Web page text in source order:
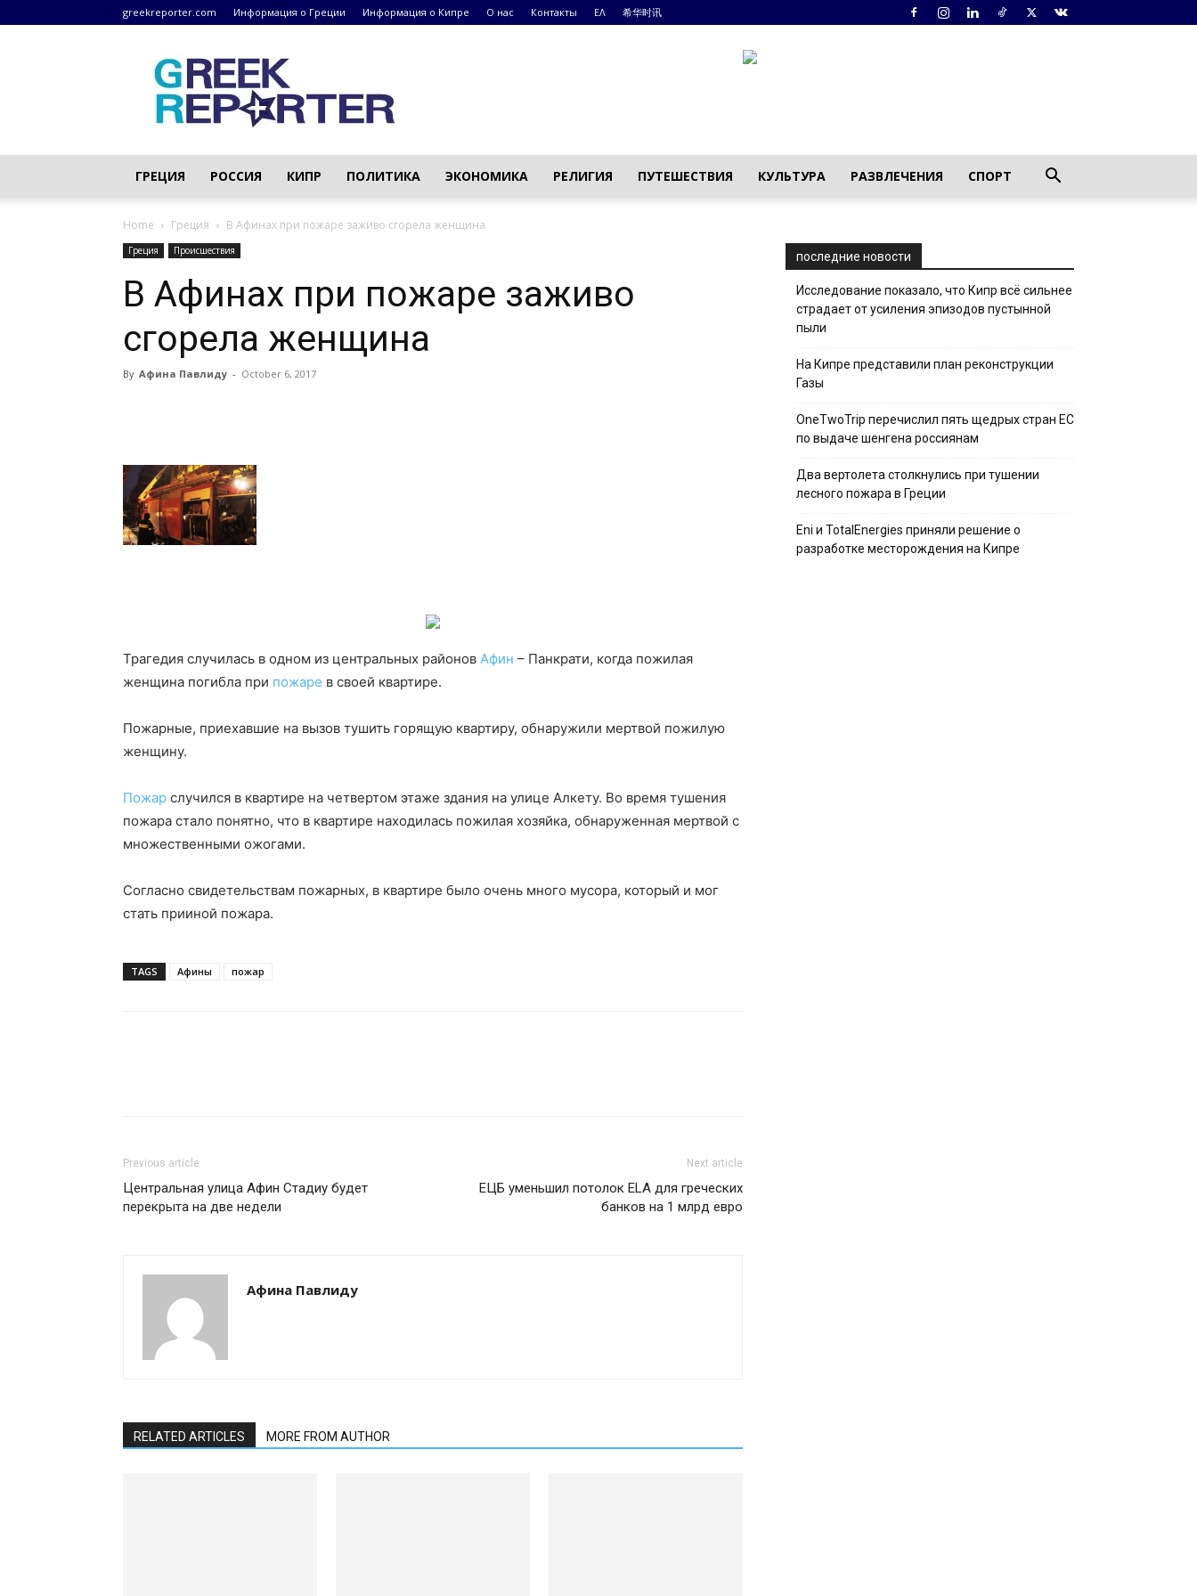
greekreporter.com Информация о Греции Информация о Кипре О нас Контакты ΕΛ 希华时讯
Греческие
новости
–
greekreporter.com
ГРЕЦИЯ РОССИЯ КИПР ПОЛИТИКА ЭКОНОМИКА РЕЛИГИЯ ПУТЕШЕСТВИЯ КУЛЬТУРА РАЗВЛЕЧЕНИЯ СПОРТ
Home Греция В Афинах при пожаре заживо сгорела женщина
Греция Происшествия
В Афинах при пожаре заживо
сгорела женщина
By Афина Павлиду - October 6, 2017
Трагедия случилась в одном из центральных районов Афин – Панкрати, когда пожилая
женщина погибла при пожаре в своей квартире.
Пожарные, приехавшие на вызов тушить горящую квартиру, обнаружили мертвой пожилую
женщину.
Пожар случился в квартире на четвертом этаже здания на улице Алкету. Во время тушения
пожара стало понятно, что в квартире находилась пожилая хозяйка, обнаруженная мертвой с
множественными ожогами.
Согласно свидетельствам пожарных, в квартире было очень много мусора, который и мог
стать прииной пожара.
TAGS Афины пожар
Previous article
Центральная улица Афин Стадиу будет
перекрыта на две недели
Next article
ЕЦБ уменьшил потолок ELA для греческих
банков на 1 млрд евро
Афина Павлиду
RELATED ARTICLES MORE FROM AUTHOR
последние новости
Исследование показало, что Кипр всё сильнее
страдает от усиления эпизодов пустынной
пыли
На Кипре представили план реконструкции
Газы
OneTwoTrip перечислил пять щедрых стран ЕС
по выдаче шенгена россиянам
Два вертолета столкнулись при тушении
лесного пожара в Греции
Eni и TotalEnergies приняли решение о
разработке месторождения на Кипре